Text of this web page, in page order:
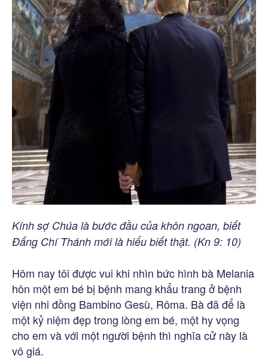
Kính sợ Chúa là bước đầu của khôn ngoan, biết
Đấng Chí Thánh mới là hiểu biết thật. (Kn 9: 10)
Hôm nay tôi được vui khi nhìn bức hình bà Melania
hôn một em bé bị bệnh mang khẩu trang ở bệnh
viện nhi đồng Bambino Gesù, Rôma. Bà đã để là
một kỷ niệm đẹp trong lòng em bé, một hy vọng
cho em và với một người bệnh thì nghĩa cử này là
vô giá.